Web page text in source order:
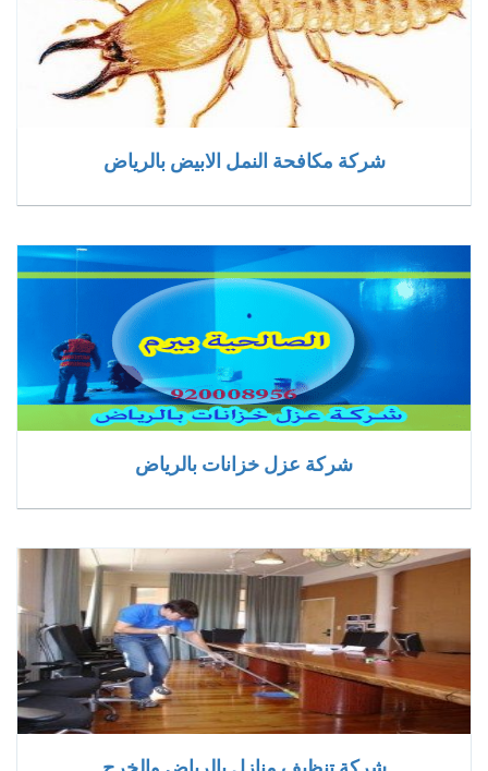
شركة مكافحة النمل الابيض بالرياض
شركة عزل خزانات بالرياض